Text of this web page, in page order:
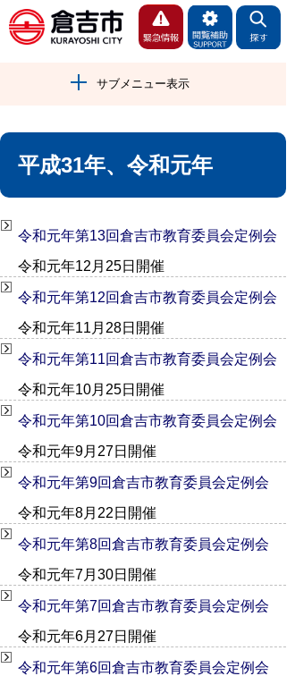
サブメニュー表示
平成31年、令和元年
令和元年第13回倉吉市教育委員会定例会
令和元年12月25日開催
令和元年第12回倉吉市教育委員会定例会
令和元年11月28日開催
令和元年第11回倉吉市教育委員会定例会
令和元年10月25日開催
令和元年第10回倉吉市教育委員会定例会
令和元年9月27日開催
令和元年第9回倉吉市教育委員会定例会
令和元年8月22日開催
令和元年第8回倉吉市教育委員会定例会
令和元年7月30日開催
令和元年第7回倉吉市教育委員会定例会
令和元年6月27日開催
令和元年第6回倉吉市教育委員会定例会